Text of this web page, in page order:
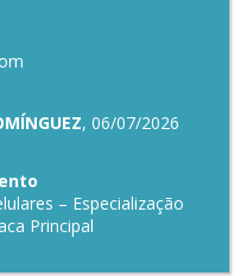
, 06/07/2026
– Especialização
Principal